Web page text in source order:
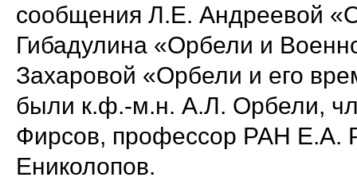
сообщения Л.Е. Андреевой
Гибадулина «Орбели и
Захаровой «Орбели и его
были к.ф.-м.н. А.Л. Орбели,
Фирсов, профессор РАН Е.А.
Ениколопов.